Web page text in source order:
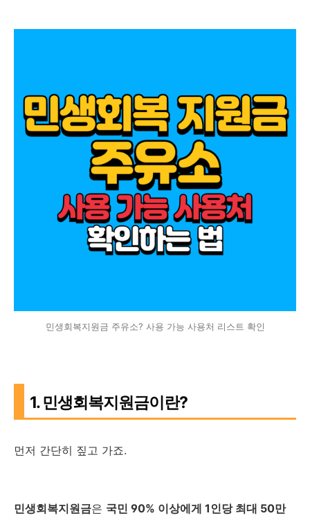
민생회복지원금 주유소? 사용 가능 사용처 리스트 확인
1. 민생회복지원금이란?
먼저 간단히 짚고 가죠.
민생회복지원금은 국민 90% 이상에게 1인당 최대 50만